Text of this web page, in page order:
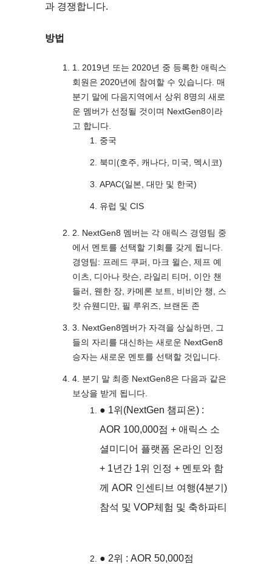
과 경쟁합니다.
방법
1. 2019년 또는 2020년 중 등록한 애릭스
회원은 2020년에 참여할 수 있습니다. 매
분기 말에 다음지역에서 상위 8명의 새로
운 멤버가 선정될 것이며 NextGen8이라
고 합니다.
중국
북미(호주, 캐나다, 미국, 멕시코)
APAC(일본, 대만 및 한국)
유럽 및 CIS
2. NextGen8 멤버는 각 애릭스 경영팀 중
에서 멘토를 선택할 기회를 갖게 됩니다.
경영팀: 프레드 쿠퍼, 마크 윌슨, 제프 예
이츠, 디아나 랏슨, 라일리 티머, 이안 챈
들러, 웬한 장, 카메론 보트, 비비안 챙, 스
캇 슈웬디만, 필 루위즈, 브랜돈 존
3. NextGen8멤버가 자격을 상실하면, 그
들의 자리를 대신하는 새로운 NextGen8
승자는 새로운 멘토를 선택할 것입니다.
4. 분기 말 최종 NextGen8은 다음과 같은
보상을 받게 됩니다.
● 1위(NextGen 챔피온) :
AOR 100,000점 + 애릭스 소
셜미디어 플랫폼 온라인 인정
+ 1년간 1위 인정 + 멘토와 함
께 AOR 인센티브 여행(4분기)
참석 및 VOP체험 및 축하파티
● 2위 : AOR 50,000점